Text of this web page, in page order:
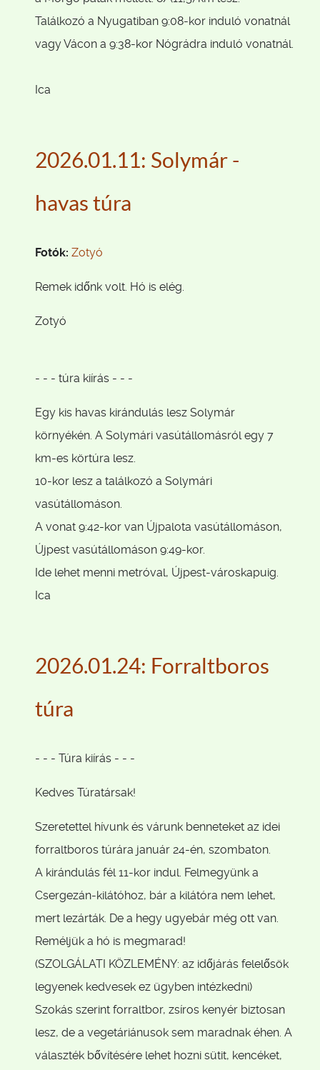
Találkozó a Nyugatiban 9:08-kor induló vonatnál
vagy Vácon a 9:38-kor Nógrádra induló vonatnál.
Ica
2026.01.11: Solymár -
havas túra
Fotók: Zotyó
Remek időnk volt. Hó is elég.
Zotyó
- - - túra kiírás - - -
Egy kis havas kirándulás lesz Solymár
környékén. A Solymári vasútállomásról egy 7
km-es körtúra lesz.
10-kor lesz a találkozó a Solymári
vasútállomáson.
A vonat 9:42-kor van Újpalota vasútállomáson,
Újpest vasútállomáson 9:49-kor.
Ide lehet menni metróval, Újpest-városkapuig.
Ica
2026.01.24: Forraltboros
túra
- - - Túra kiírás - - -
Kedves Túratársak!
Szeretettel hívunk és várunk benneteket az idei
forraltboros túrára január 24-én, szombaton.
A kirándulás fél 11-kor indul. Felmegyünk a
Csergezán-kilátóhoz, bár a kilátóra nem lehet,
mert lezárták. De a hegy ugyebár még ott van.
Reméljük a hó is megmarad!
(SZOLGÁLATI KÖZLEMÉNY: az időjárás felelősök
legyenek kedvesek ez ügyben intézkedni)
Szokás szerint forraltbor, zsíros kenyér biztosan
lesz, de a vegetáriánusok sem maradnak éhen. A
választék bővítésére lehet hozni sütit, kencéket,